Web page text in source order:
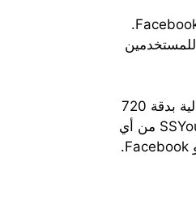
يعد Facebook منصة لمشاركة الصور ومقاطع الفيديو، وفي الوقت الحاضر تمت مشاركة القصص من قبل أكثر من 3.5 مليار مستخدم على Facebook.
لكن ما يقرب من 96% من المستخدمين يواجهون مشكلات في تنزيل مقاطع فيديو Facebook. لذا، نقدم لك أدوات تنزيل فيديو Facebook للمستخدمين
SSYouTube هي أداة موقع الويب لتنزيل فيديو Facebook وهي آمنة تمامًا للمستخدمين. كما يسمح موقعنا بتنزيل فيديو Facebook بدقة عالية بدقة 720
بكسل و1080 بكسل و2K و4K. كما يمكن للمستخدمين تحديد التنسيق الذي يفضلونه مثل MP4. يمكن للمستخدمين استخدام SSYouTube.online من أي
مكان، فهم يحتاجون فقط إلى متصفح واتصال إنترنت مناسب. نعطي مستخدمينا الوقت أولوية أكبر حيث نقدم أسرع سرعة تنزيل لتنزيل فيديو Facebook.